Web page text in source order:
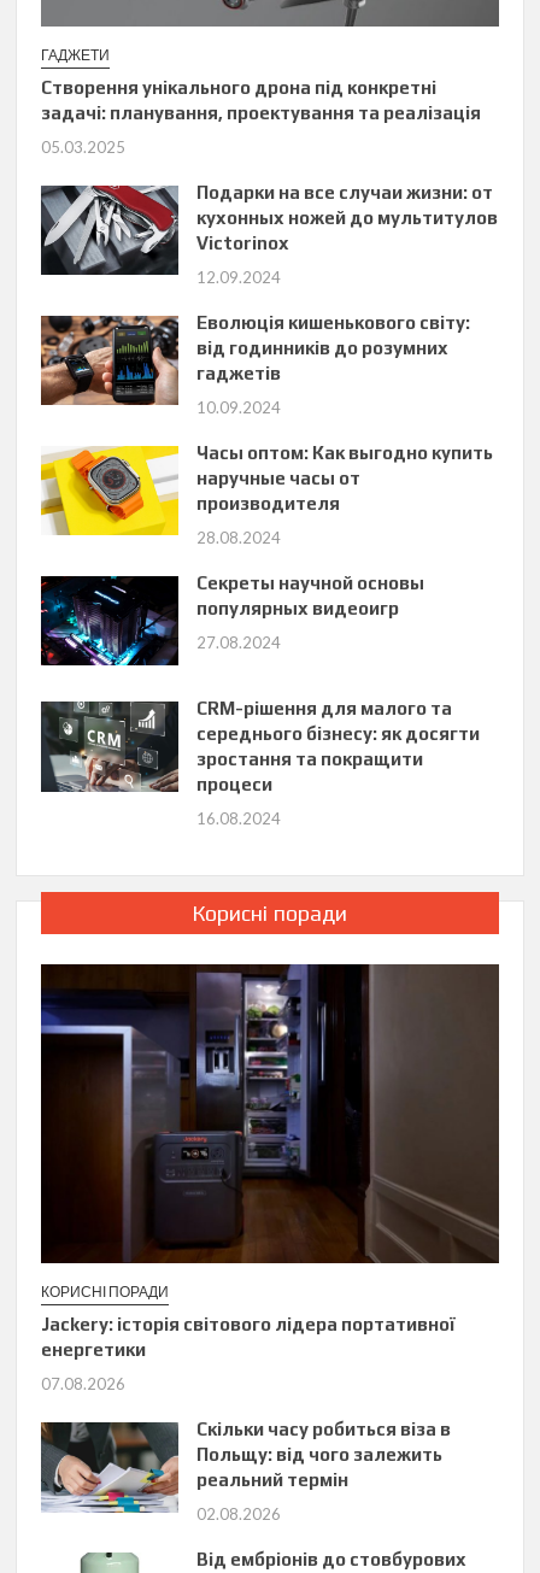
ГАДЖЕТИ
Створення унікального дрона під конкретні
задачі: планування, проектування та реалізація
05.03.2025
Подарки на все случаи жизни: от
кухонных ножей до мультитулов
Victorinox
12.09.2024
Еволюція кишенькового світу:
від годинників до розумних
гаджетів
10.09.2024
Часы оптом: Как выгодно купить
наручные часы от
производителя
28.08.2024
Секреты научной основы
популярных видеоигр
27.08.2024
CRM-рішення для малого та
середнього бізнесу: як досягти
зростання та покращити
процеси
16.08.2024
Корисні поради
КОРИСНІ ПОРАДИ
Jackery: історія світового лідера портативної
енергетики
07.08.2026
Скільки часу робиться віза в
Польщу: від чого залежить
реальний термін
02.08.2026
Від ембріонів до стовбурових